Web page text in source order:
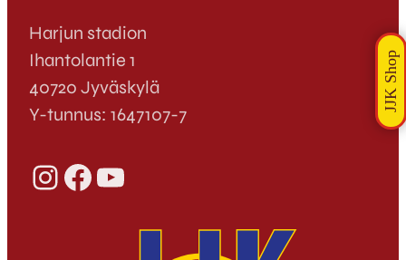
Harjun stadion
Ihantolantie 1
40720 Jyväskylä
Y-tunnus: 1647107-7
InstagramFacebook YouTube